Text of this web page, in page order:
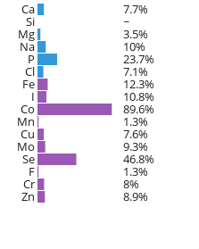
Ca 7.7%
Si ~
Mg 3.5%
Na 10%
P 23.7%
Cl 7.1%
Fe 12.3%
I 10.8%
Co 89.6%
Mn 1.3%
Cu 7.6%
Mo 9.3%
Se 46.8%
F 1.3%
Cr 8%
Zn 8.9%